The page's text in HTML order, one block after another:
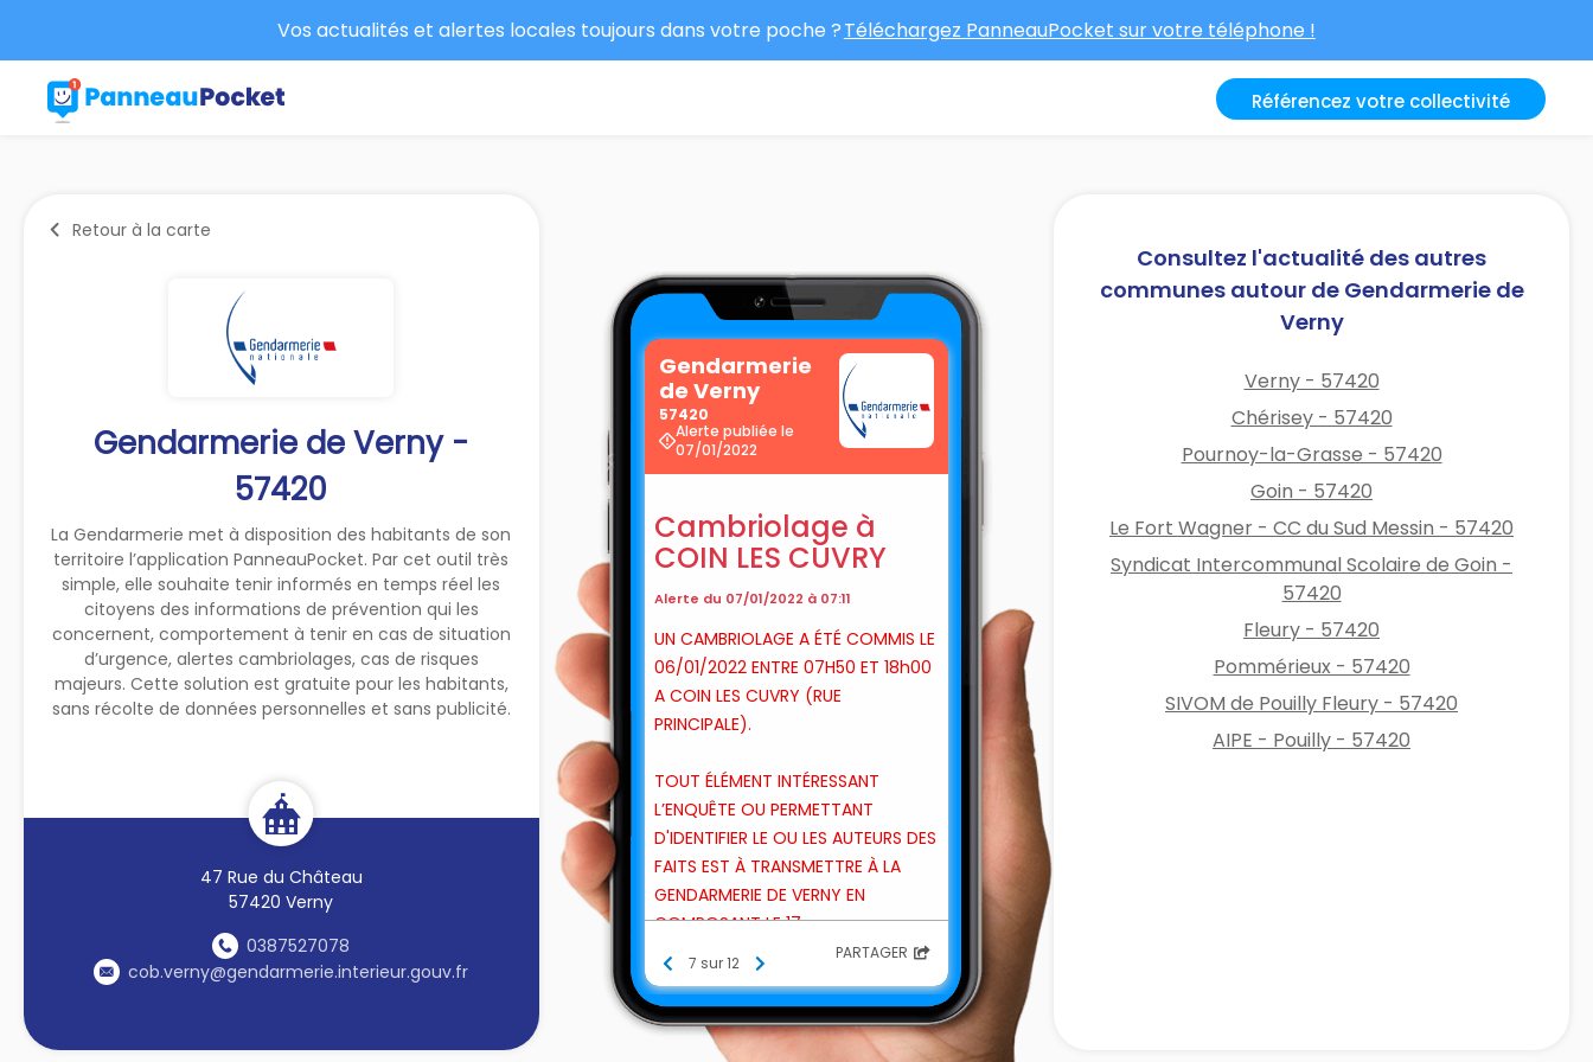
Vos actualités et alertes locales toujours dans votre poche ?Téléchargez PanneauPocket sur votre téléphone !
Référencez votre collectivité
Retour à la carte
Gendarmerie de Verny -
57420
La Gendarmerie met à disposition des habitants de son
territoire l’application PanneauPocket. Par cet outil très
simple, elle souhaite tenir informés en temps réel les
citoyens des informations de prévention qui les
concernent, comportement à tenir en cas de situation
d’urgence, alertes cambriolages, cas de risques
majeurs. Cette solution est gratuite pour les habitants,
sans récolte de données personnelles et sans publicité.
47 Rue du Château
57420 Verny
0387527078
cob.verny@gendarmerie.interieur.gouv.fr
Gendarmerie
de Verny
57420
Alerte publiée le
07/01/2022
Cambriolage à
COIN LES CUVRY
Alerte du 07/01/2022 à 07:11
UN CAMBRIOLAGE A ÉTÉ COMMIS LE
06/01/2022 ENTRE 07H50 ET 18h00
A COIN LES CUVRY (RUE
PRINCIPALE).
TOUT ÉLÉMENT INTÉRESSANT
L’ENQUÊTE OU PERMETTANT
D'IDENTIFIER LE OU LES AUTEURS DES
FAITS EST À TRANSMETTRE À LA
GENDARMERIE DE VERNY EN
COMPOSANT LE 17.
7 sur 12 PARTAGER
Consultez l'actualité des autres
communes autour de Gendarmerie de
Verny
Verny - 57420
Chérisey - 57420
Pournoy-la-Grasse - 57420
Goin - 57420
Le Fort Wagner - CC du Sud Messin - 57420
Syndicat Intercommunal Scolaire de Goin -
57420
Fleury - 57420
Pommérieux - 57420
SIVOM de Pouilly Fleury - 57420
AIPE - Pouilly - 57420